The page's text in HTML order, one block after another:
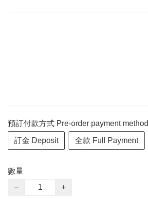
預訂付款方式 Pre-order payment method
訂金 Deposit 全款 Full Payment
數量
−
+